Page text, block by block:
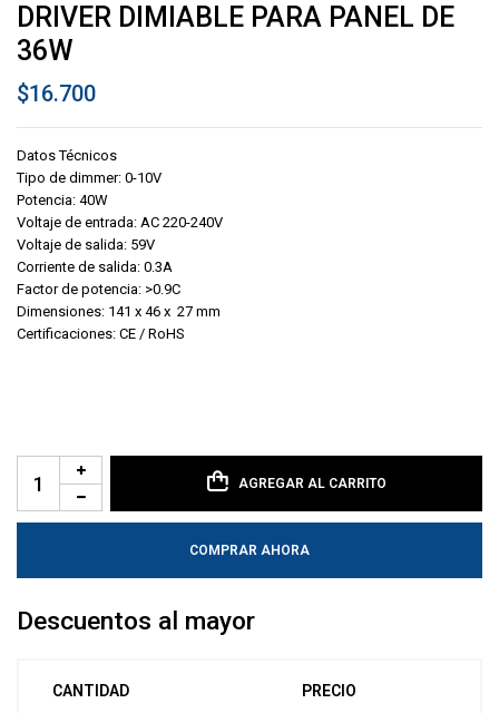
DRIVER DIMIABLE PARA PANEL DE
36W
$16.700
Datos Técnicos
Tipo de dimmer: 0-10V
Potencia: 40W
Voltaje de entrada: AC 220-240V
Voltaje de salida: 59V
Corriente de salida: 0.3A
Factor de potencia: >0.9C
Dimensiones: 141 x 46 x 27 mm
Certificaciones: CE / RoHS
AGREGAR AL CARRITO
COMPRAR AHORA
Descuentos al mayor
CANTIDAD PRECIO